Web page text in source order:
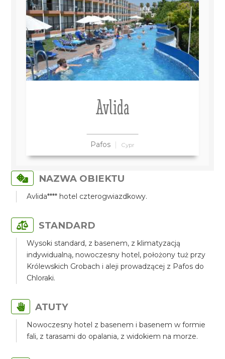
Avlida
Pafos Cypr
NAZWA OBIEKTU
Avlida**** hotel czterogwiazdkowy.
STANDARD
Wysoki standard, z basenem, z klimatyzacją
indywidualną, nowoczesny hotel, położony tuż przy
Królewskich Grobach i aleji prowadzącej z Pafos do
Chloraki.
ATUTY
Nowoczesny hotel z basenem i basenem w formie
fali, z tarasami do opalania, z widokiem na morze.